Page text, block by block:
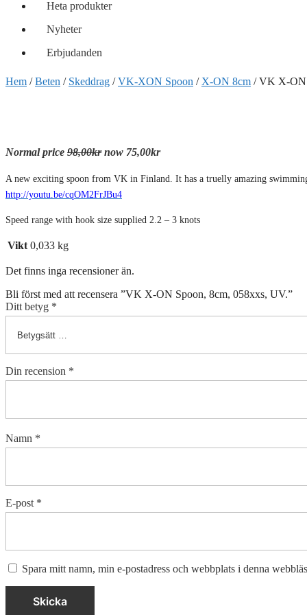
Heta produkter
Nyheter
Erbjudanden
Hem /Beten / Skeddrag /VK-XON Spoon / X-ON 8cm / VK X-ON
Normal price 98,00krnow 75,00kr
A new exciting spoon from VK in Finland. It has a truelly amazing
http://youtu.be/cqOM2FrJBu4
Speed range with hook size supplied 2.2 – 3 knots
Vikt 0,033 kg
Det finns inga recensioner än.
Bli först med att recensera ”VK X-ON Spoon, 8cm, 058xxs, UV.”
Ditt betyg *
Din recension *
Namn *
E-post *
Spara mitt namn, min e-postadress och webbplats i denna